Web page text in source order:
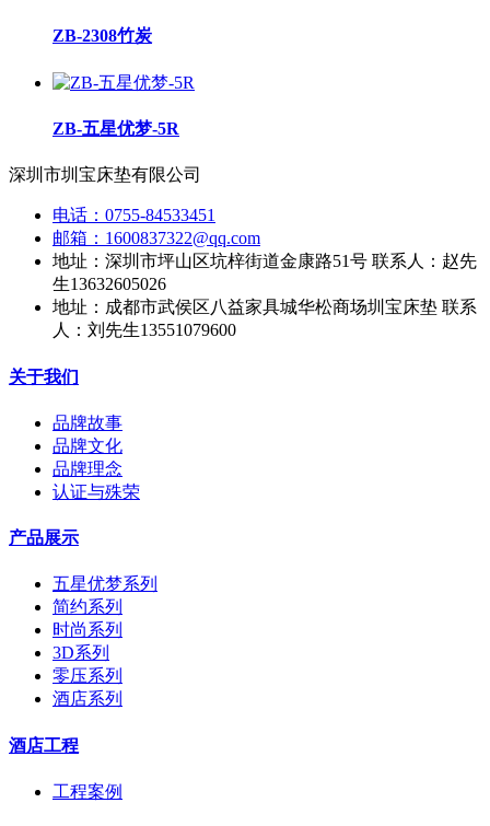
ZB-2308竹炭
ZB-五星优梦-5R
深圳市圳宝床垫有限公司
电话：0755-84533451
邮箱：1600837322@qq.com
地址：深圳市坪山区坑梓街道金康路51号 联系人：赵先
生13632605026
地址：成都市武侯区八益家具城华松商场圳宝床垫 联系
人：刘先生13551079600
关于我们
品牌故事
品牌文化
品牌理念
认证与殊荣
产品展示
五星优梦系列
简约系列
时尚系列
3D系列
零压系列
酒店系列
酒店工程
工程案例